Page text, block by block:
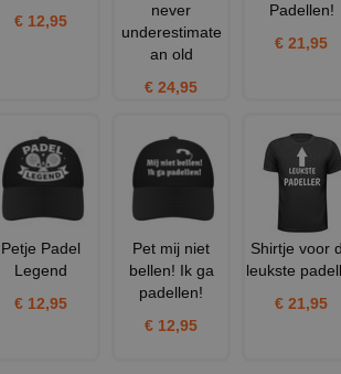
€ 12,95
never
underestimate
an old
€ 24,95
Padellen!
€ 21,95
Petje Padel
Legend
€ 12,95
Pet mij niet
bellen! Ik ga
padellen!
€ 12,95
Shirtje voor
leukste
€ 21,95